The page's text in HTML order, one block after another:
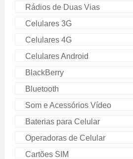
Rádios de Duas Vias
Celulares 3G
Celulares 4G
Celulares Android
BlackBerry
Bluetooth
Som e Acessórios Vídeo
Baterias para Celular
Operadoras de Celular
Cartões SIM